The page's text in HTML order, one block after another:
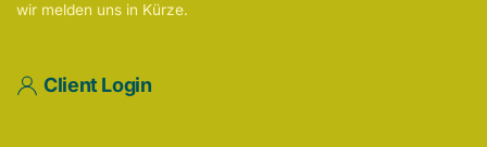
wir melden uns in Kürze.
Client Login